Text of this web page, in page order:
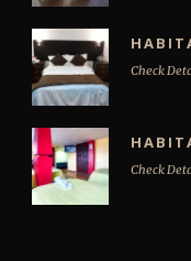
Check
Check